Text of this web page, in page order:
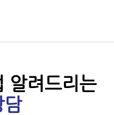
알려드리는
담